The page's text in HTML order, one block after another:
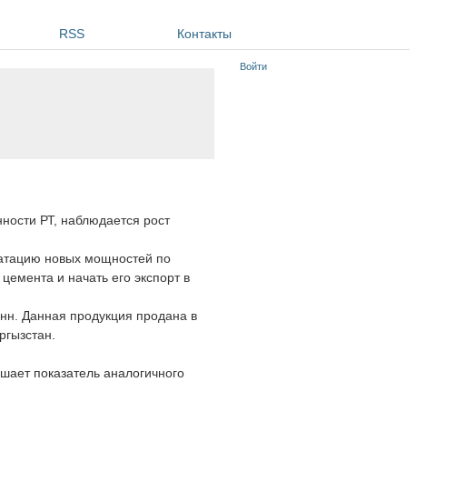
RSS Контакты
РТ, наблюдается рост
новых мощностей по
и начать его экспорт в
Данная продукция продана в
показатель аналогичного
Войти